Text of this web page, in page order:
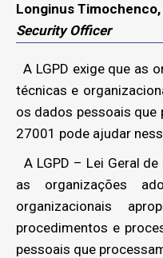
Longinus Timochenco,
Security Officer
A LGPD exige que as
técnicas e
os dados pessoais que
27001 pode ajudar
A LGPD – Lei Geral
as organizações
organizacionais
procedimentos e
pessoais que